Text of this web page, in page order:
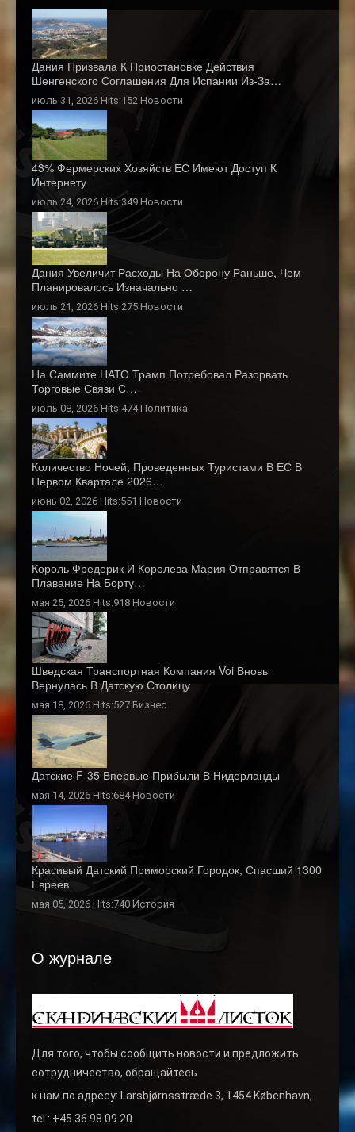
Дания Призвала К Приостановке Действия
Шенгенского Соглашения Для Испании Из-За…
июль 31, 2026 Hits:152 Новости
43% Фермерских Хозяйств ЕС Имеют Доступ К
Интернету
июль 24, 2026 Hits:349 Новости
Дания Увеличит Расходы На Оборону Раньше, Чем
Планировалось Изначально …
июль 21, 2026 Hits:275 Новости
На Саммите НАТО Трамп Потребовал Разорвать
Торговые Связи С…
июль 08, 2026 Hits:474Политика
Количество Ночей, Проведенных Туристами В ЕС В
Первом Квартале 2026…
июнь 02, 2026 Hits:551 Новости
Король Фредерик И Королева Мария Отправятся В
Плавание На Борту…
мая 25, 2026 Hits:918 Новости
Шведская Транспортная Компания Voi Вновь
Вернулась В Датскую Столицу
мая 18, 2026 Hits:527 Бизнес
Датские F-35 Впервые Прибыли В Нидерланды
мая 14, 2026 Hits:684Новости
Красивый Датский Приморский Городок, Спасший 1300
Евреев
мая 05, 2026 Hits:740 История
О журнале
Для того, чтобы сообщить новости и предложить
сотрудничество, обращайтесь
к нам по адресу: Larsbjørnsstræde 3, 1454 København,
tel.: +45 36 98 09 20